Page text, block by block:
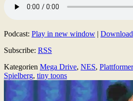
Podcast: Play in new window | Download
Subscribe: RSS
Kategorien Mega Drive, NES, Plattformer
Spielberg, tiny toons